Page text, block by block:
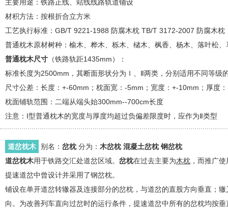
主要用途：铁路正线、站线线路轨道铺设
材积方法：按根折合立方米
工艺执行标准：GB/T 9221-1988 防腐木枕 TB/T 3172-2007 防腐木枕
普通枕木原材树种：榆木、桦木、栎木、槠木、枫香、杨木、落叶松
普通枕木尺寸 （铁路轨距1435mm）：
标准长度为2500mm，其断面形状分为Ｉ、Ⅱ两类，分别适用不同等
尺寸公差：长度：+-60mm；枕面宽：-5mm；宽度：+-10mm；厚度
枕面铺轨范围：二端从端头始300mm--700cm长度
注意：I型普通枕木的宽度与厚度均超过负偏差限度时，应作为Ⅱ类型
道岔枕木 别名： 岔枕分为： 木岔枕 混凝土岔枕 钢岔枕
道岔枕木用于铁路交汇处道岔区域。 岔枕在过去主要为木枕 ，而推广
提速道岔中曾设计并采用了钢岔枕。
铺设在单开道岔转辙器及连接部分的岔枕，与道岔的直股方向垂直；
向。为改善列车直向过岔时的运行条件，提速道岔中所有的岔枕均按